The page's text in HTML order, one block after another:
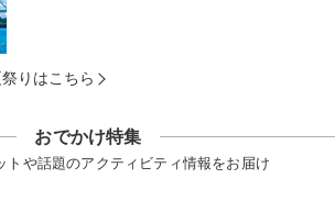
りはこちら
おでかけ特集
トや話題のアクティビティ情報をお届け